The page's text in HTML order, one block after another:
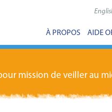
À PROPOS AIDE
mission de veiller au